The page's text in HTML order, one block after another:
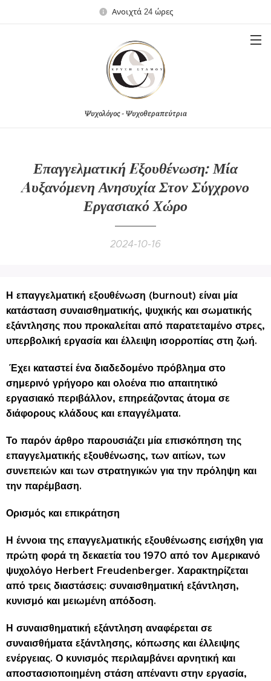
Ανοιχτά 24 ώρες
Ψυχολόγος - Ψυχοθεραπεύτρια
Επαγγελματική Eξουθένωση: Μία
Aυξανόμενη Ανησυχία Στον Σύγχρονο
Εργασιακό Χώρο
2024-10-16
Η επαγγελματική εξουθένωση (burnout) είναι μία
κατάσταση συναισθηματικής, ψυχικής και σωματικής
εξάντλησης που προκαλείται από παρατεταμένο στρες,
υπερβολική εργασία και έλλειψη ισορροπίας στη ζωή.
Έχει καταστεί ένα διαδεδομένο πρόβλημα στο
σημερινό γρήγορο και ολοένα πιο απαιτητικό
εργασιακό περιβάλλον, επηρεάζοντας άτομα σε
διάφορους κλάδους και επαγγέλματα.
Το παρόν άρθρο παρουσιάζει μία επισκόπηση της
επαγγελματικής εξουθένωσης, των αιτίων, των
συνεπειών και των στρατηγικών για την πρόληψη και
την παρέμβαση.
Ορισμός και επικράτηση
Η έννοια της επαγγελματικής εξουθένωσης εισήχθη για
πρώτη φορά τη δεκαετία του 1970 από τον Αμερικανό
ψυχολόγο Herbert Freudenberger. Χαρακτηρίζεται
από τρεις διαστάσεις: συναισθηματική εξάντληση,
κυνισμό και μειωμένη απόδοση.
Η συναισθηματική εξάντληση αναφέρεται σε
συναισθήματα εξάντλησης, κόπωσης και έλλειψης
ενέργειας. Ο κυνισμός περιλαμβάνει αρνητική και
αποστασιοποιημένη στάση απέναντι στην εργασία,